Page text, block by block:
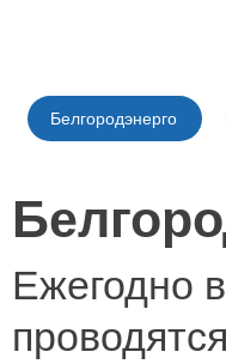
Белгородэнерго
Ежегодно